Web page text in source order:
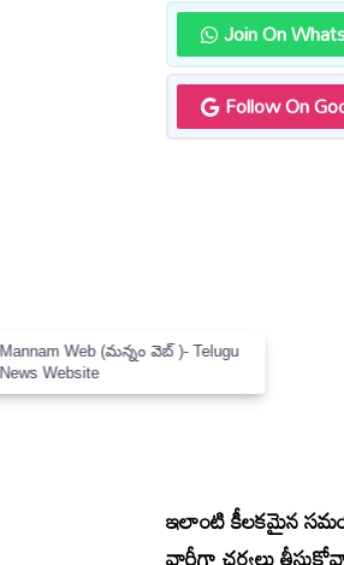
Join On
Follow On
ఇలాంటి కీలకమైన
×
Mannam Web (మన్నం వెబ్ )- Telugu
News Website